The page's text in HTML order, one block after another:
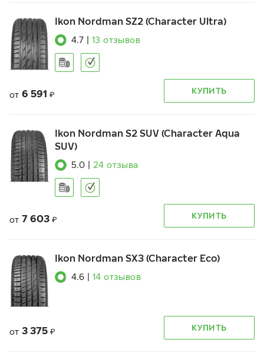
Ikon Nordman SZ2 (Character Ultra)
4.7 13 отзывов
от 6 591 ₽ КУПИТЬ
Ikon Nordman S2 SUV (Character Aqua
SUV)
5.0 24 отзыва
от 7 603 ₽ КУПИТЬ
Ikon Nordman SX3 (Character Eco)
4.6 14 отзывов
от 3 375 ₽ КУПИТЬ